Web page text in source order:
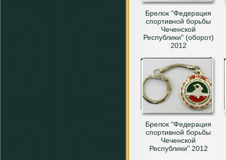
Брелок "Федерация
спортивной борьбы
Чеченской
Республики" (оборот)
2012
Брелок "Федерация
спортивной борьбы
Чеченской
Республики" 2012